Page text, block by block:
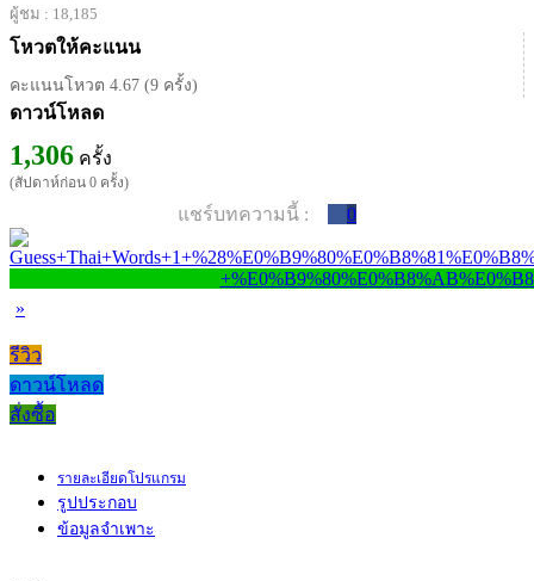
ผู้ชม : 18,185
โหวตให้คะแนน
คะแนนโหวต 4.67 (9 ครั้ง)
ดาวน์โหลด
1,306 ครั้ง
(สัปดาห์ก่อน 0 ครั้ง)
แชร์บทความนี้ : 0
»
รีวิว
ดาวน์โหลด
สั่งซื้อ
รายละเอียดโปรแกรม
รูปประกอบ
ข้อมูลจำเพาะ